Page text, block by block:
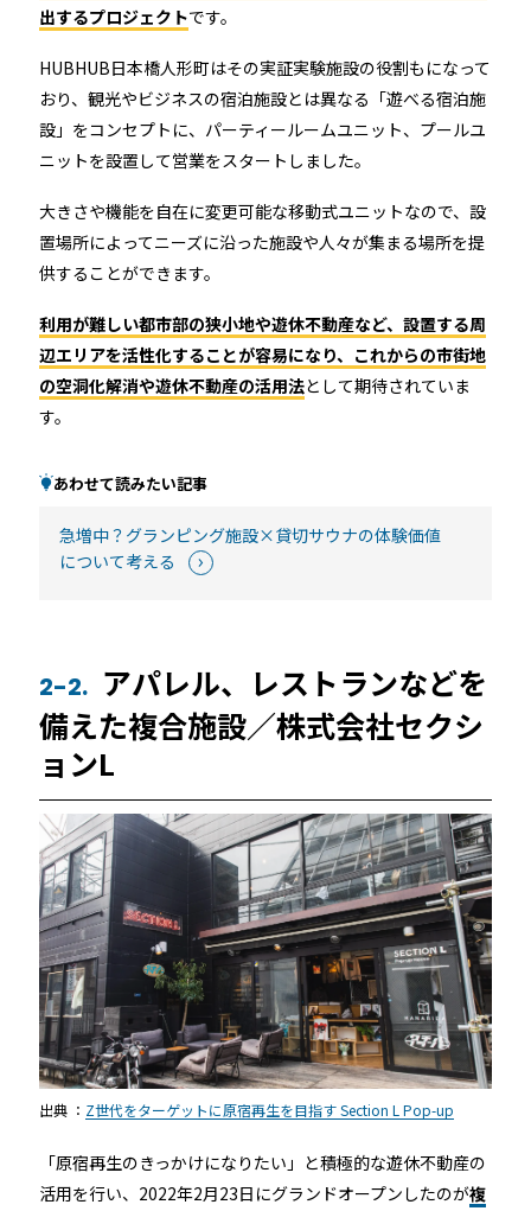
出するプロジェクトです。
HUBHUB日本橋人形町はその実証実験施設の役割もになって
おり、観光やビジネスの宿泊施設とは異なる「遊べる宿泊施
設」をコンセプトに、パーティールームユニット、プールユ
ニットを設置して営業をスタートしました。
大きさや機能を自在に変更可能な移動式ユニットなので、設
置場所によってニーズに沿った施設や人々が集まる場所を提
供することができます。
利用が難しい都市部の狭小地や遊休不動産など、設置する周
辺エリアを活性化することが容易になり、これからの市街地
の空洞化解消や遊休不動産の活用法として期待されていま
す。
あわせて読みたい記事
急増中？グランピング施設×貸切サウナの体験価値
について考える
2-2. アパレル、レストランなどを
備えた複合施設／株式会社セクシ
ョンL
出典 ： Z世代をターゲットに原宿再生を目指す Section L Pop-up
「原宿再生のきっかけになりたい」と積極的な遊休不動産の
活用を行い、2022年2月23日にグランドオープンしたのが複